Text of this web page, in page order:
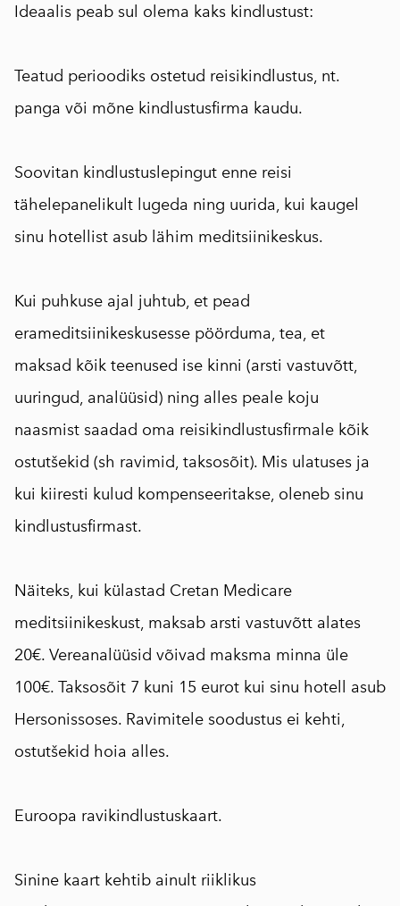
Ideaalis peab sul olema kaks kindlustust:
Teatud perioodiks ostetud reisikindlustus, nt.
panga või mõne kindlustusfirma kaudu.
Soovitan kindlustuslepingut enne reisi
tähelepanelikult lugeda ning uurida, kui kaugel
sinu hotellist asub lähim meditsiinikeskus.
Kui puhkuse ajal juhtub, et pead
erameditsiinikeskusesse pöörduma, tea, et
maksad kõik teenused ise kinni (arsti vastuvõtt,
uuringud, analüüsid) ning alles peale koju
naasmist saadad oma reisikindlustusfirmale kõik
ostutšekid (sh ravimid, taksosõit). Mis ulatuses ja
kui kiiresti kulud kompenseeritakse, oleneb sinu
kindlustusfirmast.
Näiteks, kui külastad Cretan Medicare
meditsiinikeskust, maksab arsti vastuvõtt alates
20€. Vereanalüüsid võivad maksma minna üle
100€. Taksosõit 7 kuni 15 eurot kui sinu hotell asub
Hersonissoses. Ravimitele soodustus ei kehti,
ostutšekid hoia alles.
Euroopa ravikindlustuskaart.
Sinine kaart kehtib ainult riiklikus